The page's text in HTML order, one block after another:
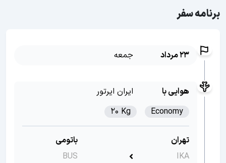
برنامه سفر
23 مرداد جمعه
هوایی با
ایران ایرتور
Economy
20 Kg
تهران
IKA
باتومی
BUS